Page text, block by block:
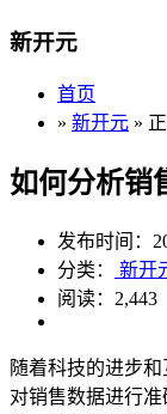
新开元
首页
» 新开元 »
如何分析销
发布时间：
分类：
新开
阅读：2,443
随着科技的进步
对销售数据进行